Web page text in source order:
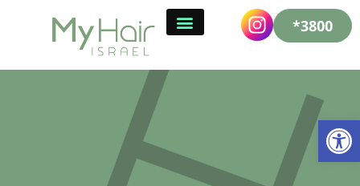
פתח סרגל נגישות
3800*